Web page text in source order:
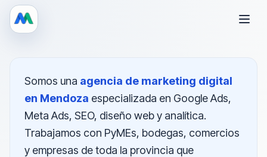
Somos una agencia de marketing digital
en Mendoza especializada en Google Ads,
Meta Ads, SEO, diseño web y analítica.
Trabajamos con PyMEs, bodegas, comercios
y empresas de toda la provincia que